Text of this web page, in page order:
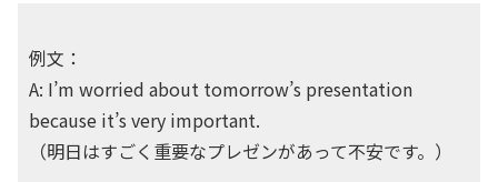
例文：
A: I’m worried about tomorrow’s presentation
because it’s very important.
（明日はすごく重要なプレゼンがあって不安です。）